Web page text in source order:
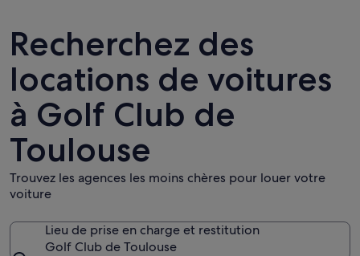
Recherchez des
locations de voitures
à Golf Club de
Toulouse
Trouvez les agences les moins chères pour louer votre
voiture
Lieu de prise en charge et restitution
Golf Club de Toulouse